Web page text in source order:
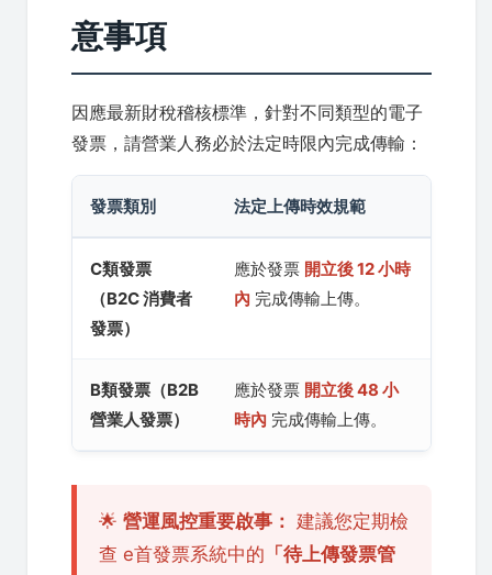
意事項
因應最新財稅稽核標準，針對不同類型的電子
發票，請營業人務必於法定時限內完成傳輸：
發票類別 法定上傳時效規範
C類發票
（B2C 消費者
發票）
應於發票 開立後 12 小時
內 完成傳輸上傳。
B類發票（B2B
營業人發票）
應於發票 開立後 48 小
時內 完成傳輸上傳。
🌟 營運風控重要啟事： 建議您定期檢
查 e首發票系統中的 「待上傳發票管